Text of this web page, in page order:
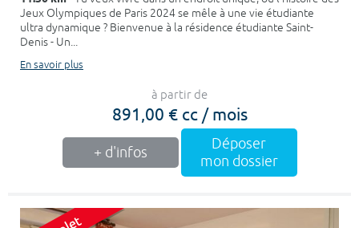
Jeux Olympiques de Paris 2024 se mêle à une vie étudiante
ultra dynamique ? Bienvenue à la résidence étudiante Saint-
Denis - Un...
En savoir plus
à partir de
891,00 € cc / mois
+ d'infos
Déposer
mon dossier